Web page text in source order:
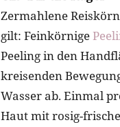
Zermahlene
gilt: Feinkörnige
Peeling in den
kreisenden
Wasser ab. Einmal
Haut mit rosig-